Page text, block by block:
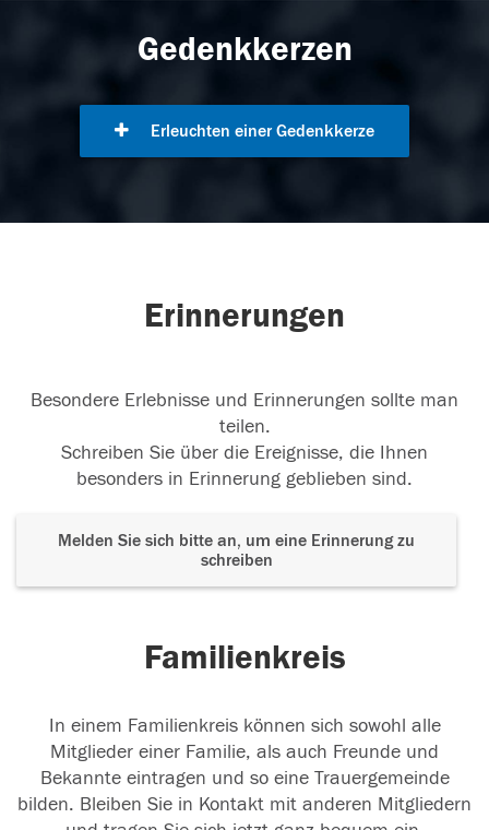
Gedenkkerzen
Erleuchten einer Gedenkkerze
Erinnerungen
Besondere Erlebnisse und Erinnerungen sollte man
teilen.
Schreiben Sie über die Ereignisse, die Ihnen
besonders in Erinnerung geblieben sind.
Melden Sie sich bitte an, um eine Erinnerung zu
schreiben
Familienkreis
In einem Familienkreis können sich sowohl alle
Mitglieder einer Familie, als auch Freunde und
Bekannte eintragen und so eine Trauergemeinde
bilden. Bleiben Sie in Kontakt mit anderen Mitgliedern